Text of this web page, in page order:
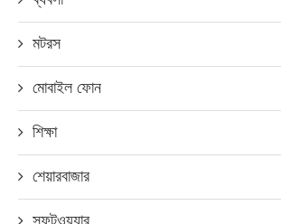
মটরস
মোবাইল ফোন
শিক্ষা
শেয়ারবাজার
সফটওয়্যার